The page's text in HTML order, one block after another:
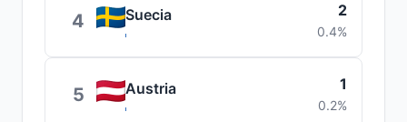
4 Suecia 2
0.4%
5 Austria 1
0.2%